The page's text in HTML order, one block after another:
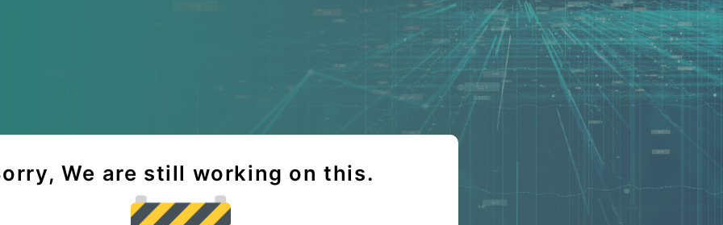
We are still working on this.